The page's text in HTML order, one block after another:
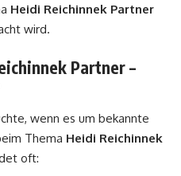
Heidi Reichinnek Partner
wird.
Partner –
wenn es um bekannte
Thema Heidi Reichinnek
oft: